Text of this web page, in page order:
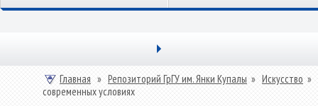
Главная » Репозиторий ГрГУ им. Янки Купалы » Искусство »
современных условиях